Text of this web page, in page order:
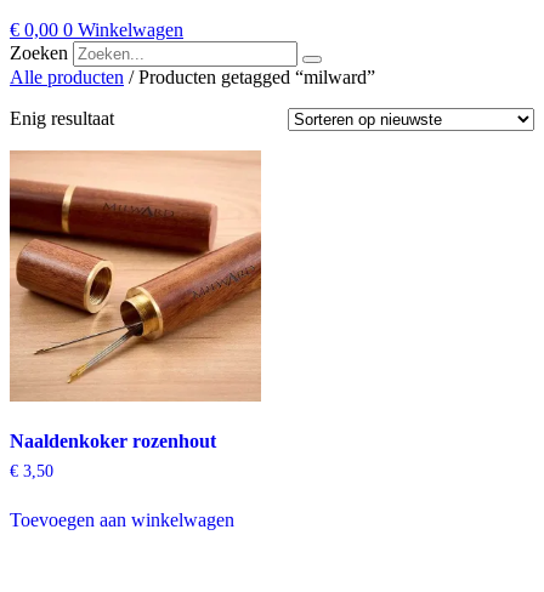
€ 0,00 0 Winkelwagen
Zoeken
Alle producten / Producten getagged “milward”
Enig resultaat
Naaldenkoker rozenhout
€ 3,50
Toevoegen aan winkelwagen